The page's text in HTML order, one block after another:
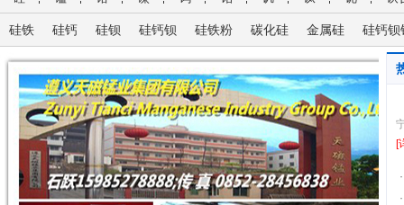
硅铁 硅钙 硅钡 硅钙钡 硅铁粉 碳化硅 金属硅 硅钙钡
[
·
·